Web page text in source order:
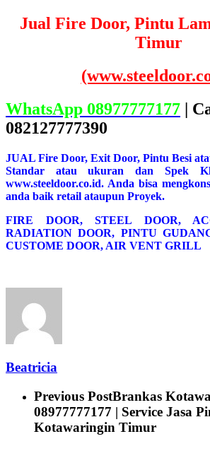
Jual Fire Door, Pintu
Timur
WhatsApp 08977777177 |
082127777390
JUAL Fire Door, Exit Door, Pintu Besi
Standar atau ukuran dan Spek
www.steeldoor.co.id. Anda bisa
anda baik retail ataupun Proyek.
FIRE DOOR, STEEL DOOR,
RADIATION DOOR, PINTU
CUSTOME DOOR, AIR VENT GRILL
Beatricia
Previous PostBrankas
08977777177 | Service Jasa
Kotawaringin Timur